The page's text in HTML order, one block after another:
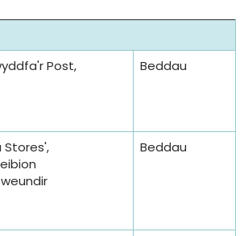
Post,
Beddau
Stores',
Beddau